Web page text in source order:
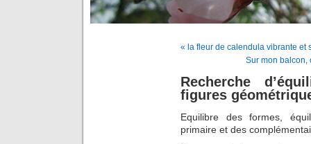
« la fleur de calendula vibrante et
Sur mon balcon,
Recherche
figures
Equilibre des formes,
primaire et des